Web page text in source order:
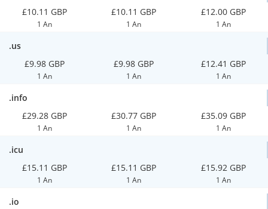
£10.11 GBP
1 An
£10.11 GBP
1 An
£12.00 GBP
1 An
.us
£9.98 GBP
1 An
£9.98 GBP
1 An
£12.41 GBP
1 An
.info
£29.28 GBP
1 An
£30.77 GBP
1 An
£35.09 GBP
1 An
.icu
£15.11 GBP
1 An
£15.11 GBP
1 An
£15.92 GBP
1 An
.io